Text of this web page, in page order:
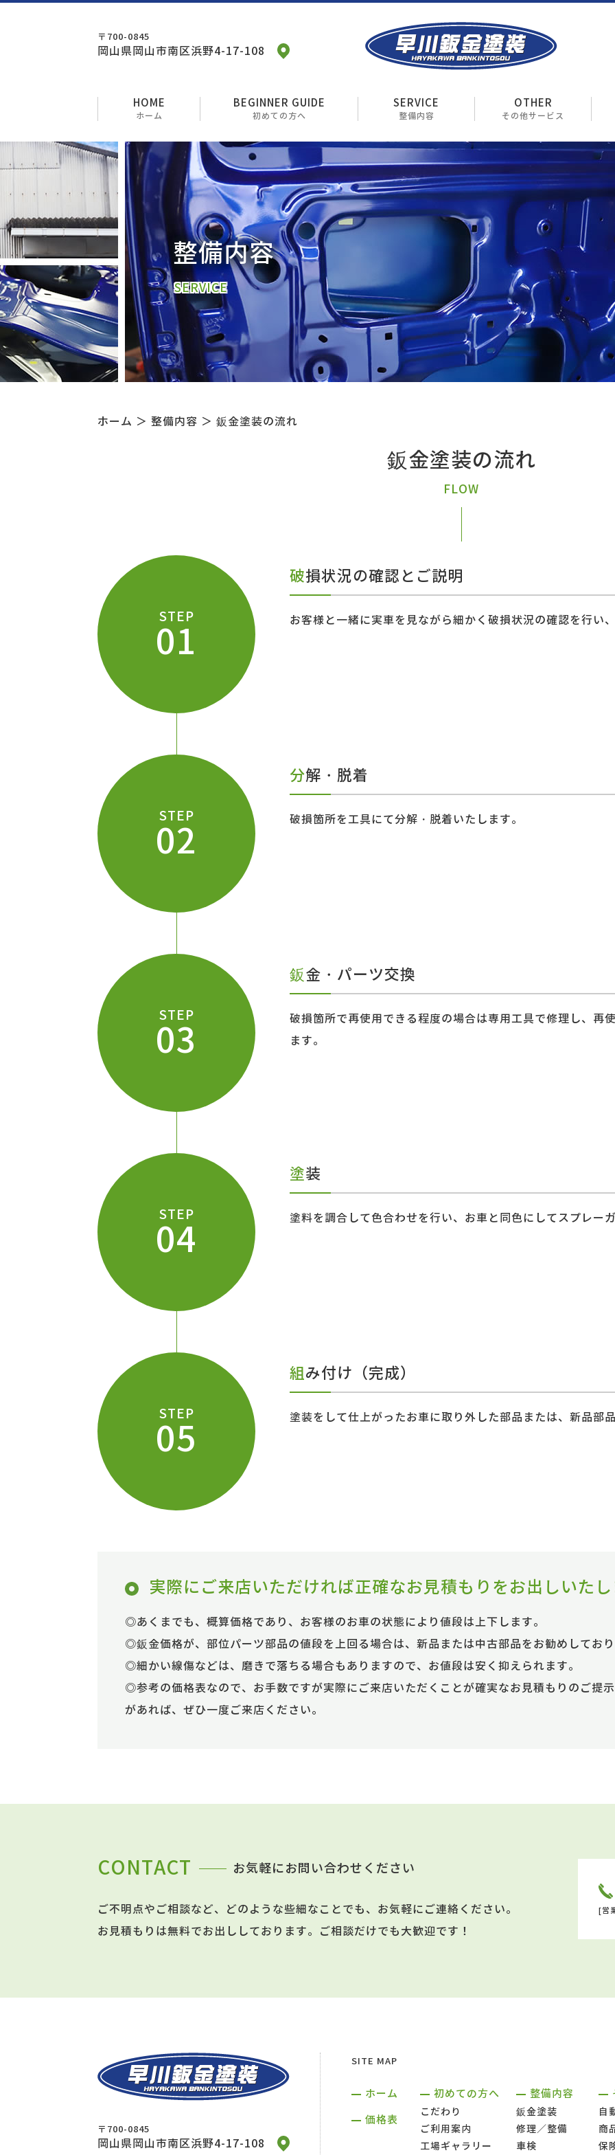
〒700-0845
岡山県岡山市南区浜野4-17-108
HOME
ホーム
BEGINNER GUIDE
初めての方へ
SERVICE
整備内容
OTHER
その他サービス
整備内容
SERVICE
ホーム ＞ 整備内容 ＞ 鈑金塗装の流れ
鈑金塗装の流れ
FLOW
STEP
01
破損状況の確認とご説明
お客様と一緒に実車を見ながら細かく破損状況の確認を行い
STEP
02
分解・脱着
破損箇所を工具にて分解・脱着いたします。
STEP
03
鈑金・パーツ交換
破損箇所で再使用できる程度の場合は専用工具で修理し、再
ます。
STEP
04
塗装
塗料を調合して色合わせを行い、お車と同色にしてスプレー
STEP
05
組み付け（完成）
塗装をして仕上がったお車に取り外した部品または、新品部
実際にご来店いただければ正確なお見積もりをお出しいた
◎あくまでも、概算価格であり、お客様のお車の状態により値段は上下します。
◎鈑金価格が、部位パーツ部品の値段を上回る場合は、新品または中古部品をお勧めしており
◎細かい線傷などは、磨きで落ちる場合もありますので、お値段は安く抑えられます。
◎参考の価格表なので、お手数ですが実際にご来店いただくことが確実なお見積もりのご提
があれば、ぜひ一度ご来店ください。
CONTACT お気軽にお問い合わせください
ご不明点やご相談など、どのような些細なことでも、お気軽にご連絡ください。
お見積もりは無料でお出ししております。ご相談だけでも大歓迎です！
[営
〒700-0845
岡山県岡山市南区浜野4-17-108
SITE MAP
ホーム
価格表
初めての方へ
こだわり
ご利用案内
工場ギャラリー
整備内容
鈑金塗装
修理／整備
車検
自
商
保